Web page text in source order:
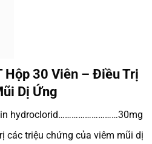
Hộp 30 Viên – Điều Trị
Dị Ứng
hydroclorid………………………30mg
các triệu chứng của viêm mũi dị